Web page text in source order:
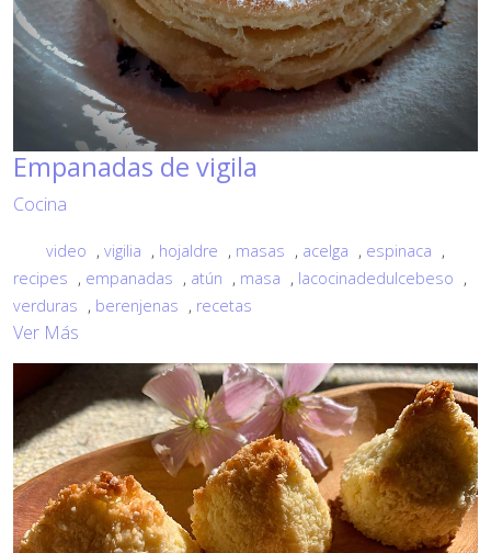
Empanadas de vigila
Cocina
video , vigilia , hojaldre , masas , acelga , espinaca ,
recipes , empanadas , atún , masa , lacocinadedulcebeso ,
verduras , berenjenas , recetas
Ver Más